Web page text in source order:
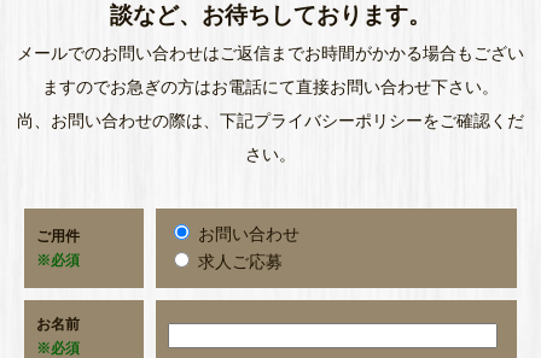
談など、お待ちしております。
メールでのお問い合わせはご返信までお時間がかかる場合もござい
ますのでお急ぎの方はお電話にて直接お問い合わせ下さい。
尚、お問い合わせの際は、下記プライバシーポリシーをご確認くだ
さい。
ご用件
※必須
お問い合わせ
求人ご応募
お名前
※必須